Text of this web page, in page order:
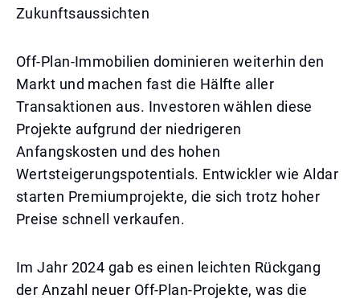
Zukunftsaussichten
Off-Plan-Immobilien dominieren weiterhin den
Markt und machen fast die Hälfte aller
Transaktionen aus. Investoren wählen diese
Projekte aufgrund der niedrigeren
Anfangskosten und des hohen
Wertsteigerungspotentials. Entwickler wie Aldar
starten Premiumprojekte, die sich trotz hoher
Preise schnell verkaufen.
Im Jahr 2024 gab es einen leichten Rückgang
der Anzahl neuer Off-Plan-Projekte, was die